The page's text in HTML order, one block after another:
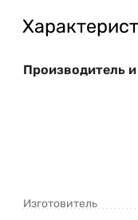
Производитель
Изготовитель